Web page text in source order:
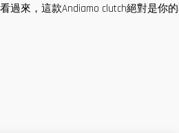
來，這款Andiamo clutch絕對是你